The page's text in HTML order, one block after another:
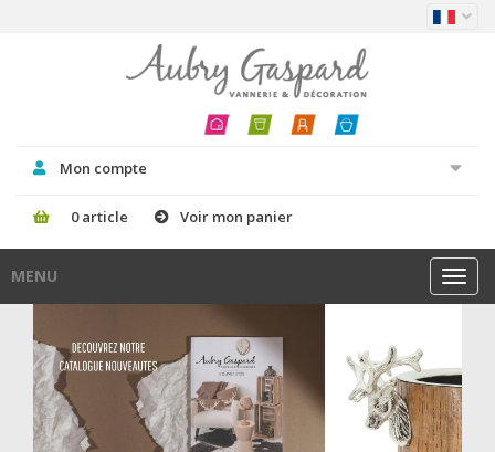
Mon compte
0 article Voir mon panier
MENU